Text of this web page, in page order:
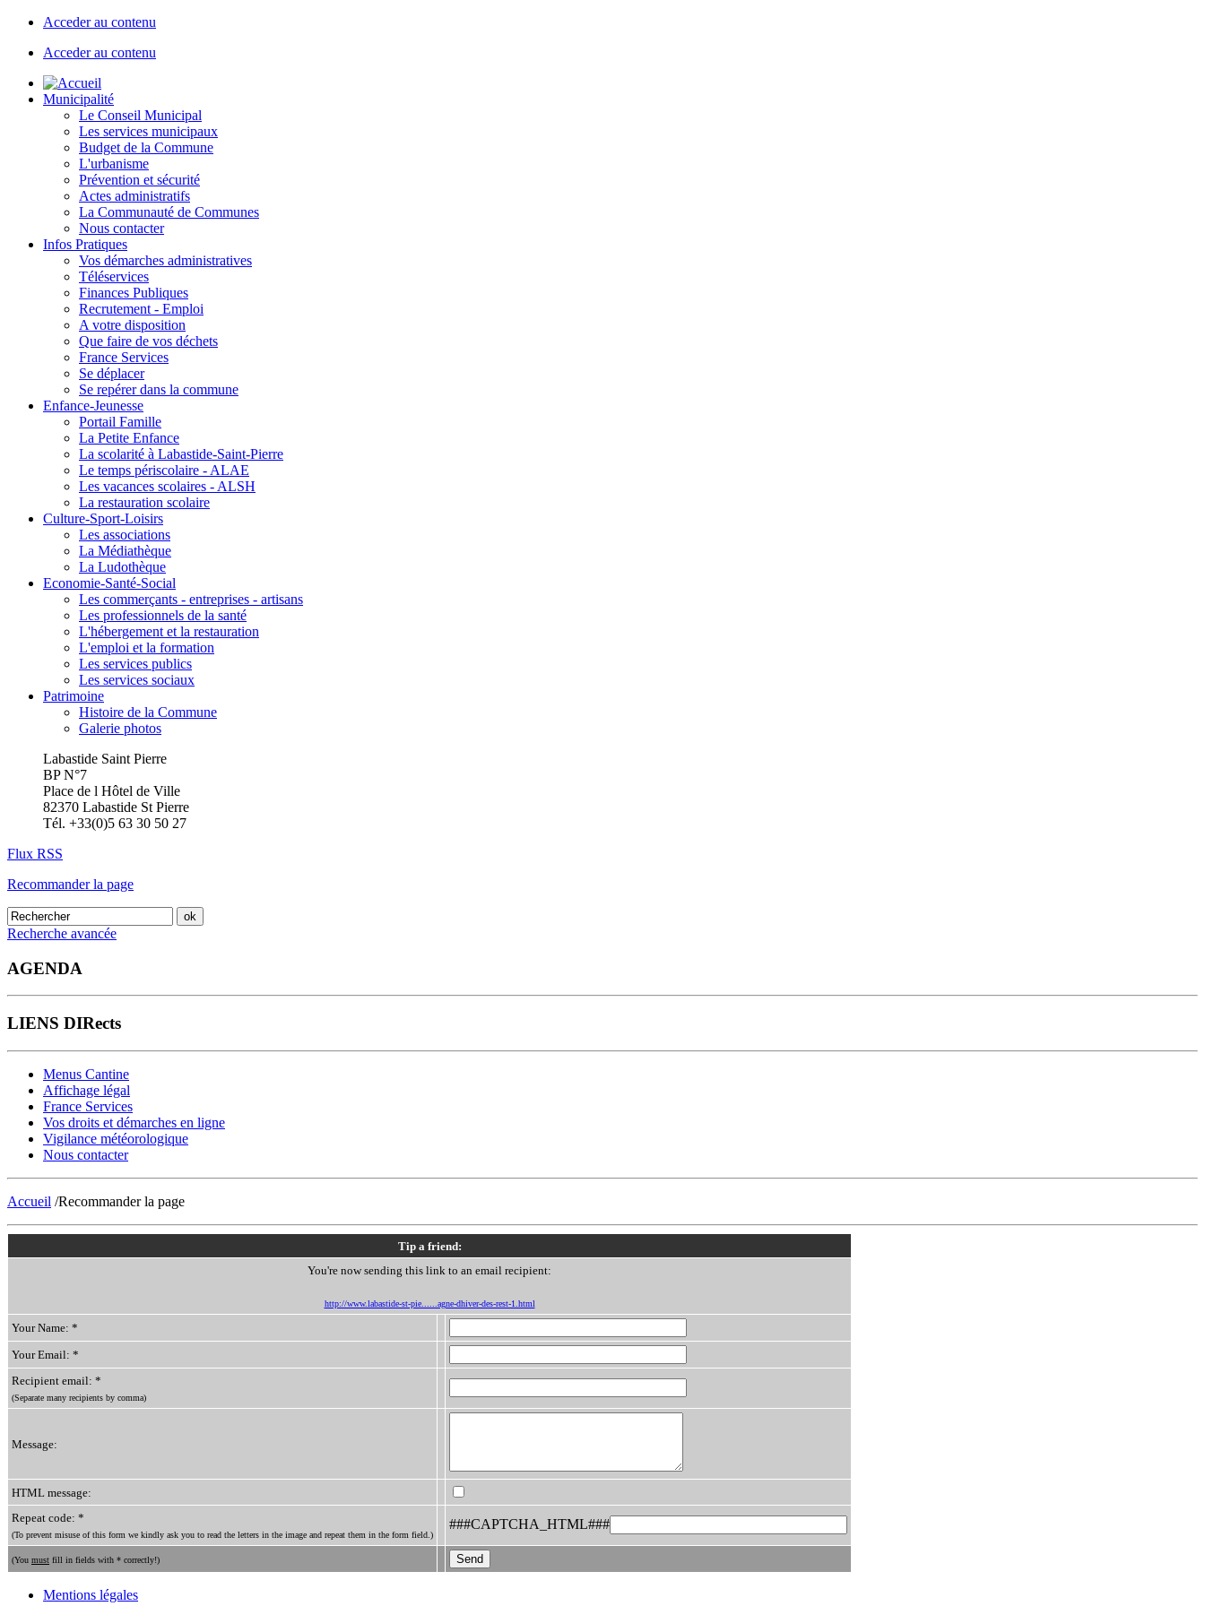
Acceder au contenu
Acceder au contenu
Municipalité
Le Conseil Municipal
Les services municipaux
Budget de la Commune
L'urbanisme
Prévention et sécurité
Actes administratifs
La Communauté de Communes
Nous contacter
Infos Pratiques
Vos démarches administratives
Téléservices
Finances Publiques
Recrutement - Emploi
A votre disposition
Que faire de vos déchets
France Services
Se déplacer
Se repérer dans la commune
Enfance-Jeunesse
Portail Famille
La Petite Enfance
La scolarité à Labastide-Saint-Pierre
Le temps périscolaire - ALAE
Les vacances scolaires - ALSH
La restauration scolaire
Culture-Sport-Loisirs
Les associations
La Médiathèque
La Ludothèque
Economie-Santé-Social
Les commerçants - entreprises - artisans
Les professionnels de la santé
L'hébergement et la restauration
L'emploi et la formation
Les services publics
Les services sociaux
Patrimoine
Histoire de la Commune
Galerie photos
Labastide Saint Pierre
BP N°7
Place de l Hôtel de Ville
82370 Labastide St Pierre
Tél. +33(0)5 63 30 50 27
Flux RSS
Recommander la page
Recherche avancée
AGENDA
LIENS DIRects
Menus Cantine
Affichage légal
France Services
Vos droits et démarches en ligne
Vigilance météorologique
Nous contacter
Accueil /Recommander la page
Tip a friend:
You're now sending this link to an email recipient:
http://www.labastide-st-pie......agne-dhiver-des-rest-1.html
Your Name: *
Your Email: *
Recipient email: *
(Separate many recipients by comma)
Message:
HTML message:
Repeat code: *
(To prevent misuse of this form we kindly ask you to read the letters in the image and repeat them in the form field.)
###CAPTCHA_HTML###
(You must fill in fields with * correctly!)
Mentions légales